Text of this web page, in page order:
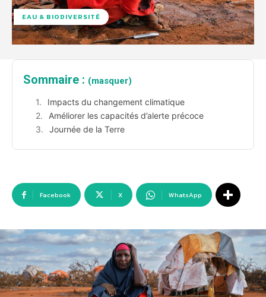
EAU & BIODIVERSITÉ
Sommaire : (masquer)
Impacts du changement climatique
Améliorer les capacités d’alerte précoce
Journée de la Terre
Facebook X WhatsApp